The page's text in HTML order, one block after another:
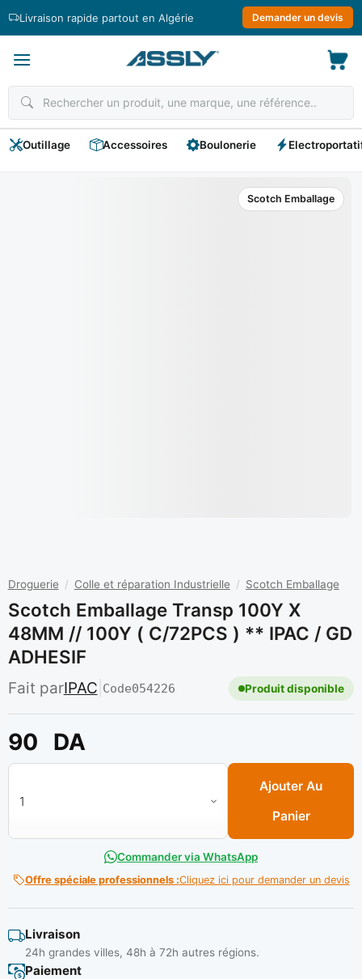
Livraison rapide partout en Algérie Demander un devis
Outillage Accessoires Boulonerie
Scotch Emballage
Droguerie / Colle et réparation Industrielle / Scotch Emballage
Scotch Emballage Transp 100Y X
48MM // 100Y ( C/72PCS ) ** IPAC / GD
ADHESIF
Fait parIPAC Code054226 Produit disponible
90 DA
quantité de Scotch emballage transp 100Y X 48MM // 100Y (
Ajouter Au
Panier
Commander via WhatsApp
Offre spéciale professionnels :Cliquez ici pour demander un devis
Livraison
24h grandes villes, 48h à 72h autres régions.
Paiement